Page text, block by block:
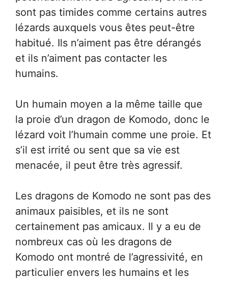
sont pas timides comme certains autres
lézards auxquels vous êtes peut-être
habitué. Ils n’aiment pas être dérangés
et ils n’aiment pas contacter les
humains.
Un humain moyen a la même taille que
la proie d’un dragon de Komodo, donc le
lézard voit l’humain comme une proie. Et
s’il est irrité ou sent que sa vie est
menacée, il peut être très agressif.
Les dragons de Komodo ne sont pas des
animaux paisibles, et ils ne sont
certainement pas amicaux. Il y a eu de
nombreux cas où les dragons de
Komodo ont montré de l’agressivité, en
particulier envers les humains et les